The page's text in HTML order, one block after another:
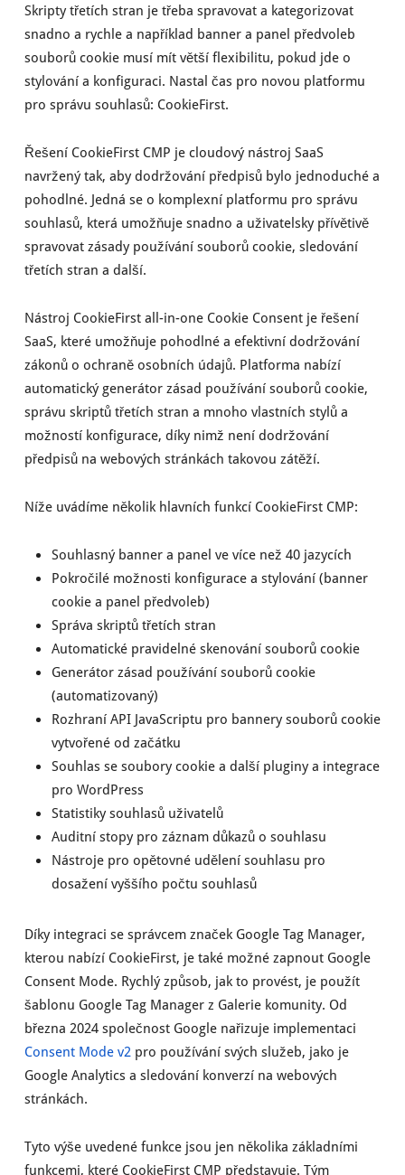
Skripty třetích stran je třeba spravovat a kategorizovat
snadno a rychle a například banner a panel předvoleb
souborů cookie musí mít větší flexibilitu, pokud jde o
stylování a konfiguraci. Nastal čas pro novou platformu
pro správu souhlasů: CookieFirst.
Řešení CookieFirst CMP je cloudový nástroj SaaS
navržený tak, aby dodržování předpisů bylo jednoduché a
pohodlné. Jedná se o komplexní platformu pro správu
souhlasů, která umožňuje snadno a uživatelsky přívětivě
spravovat zásady používání souborů cookie, sledování
třetích stran a další.
Nástroj CookieFirst all-in-one Cookie Consent je řešení
SaaS, které umožňuje pohodlné a efektivní dodržování
zákonů o ochraně osobních údajů. Platforma nabízí
automatický generátor zásad používání souborů cookie,
správu skriptů třetích stran a mnoho vlastních stylů a
možností konfigurace, díky nimž není dodržování
předpisů na webových stránkách takovou zátěží.
Níže uvádíme několik hlavních funkcí CookieFirst CMP:
Souhlasný banner a panel ve více než 40 jazycích
Pokročilé možnosti konfigurace a stylování (banner
cookie a panel předvoleb)
Správa skriptů třetích stran
Automatické pravidelné skenování souborů cookie
Generátor zásad používání souborů cookie
(automatizovaný)
Rozhraní API JavaScriptu pro bannery souborů cookie
vytvořené od začátku
Souhlas se soubory cookie a další pluginy a integrace
pro WordPress
Statistiky souhlasů uživatelů
Auditní stopy pro záznam důkazů o souhlasu
Nástroje pro opětovné udělení souhlasu pro
dosažení vyššího počtu souhlasů
Díky integraci se správcem značek Google Tag Manager,
kterou nabízí CookieFirst, je také možné zapnout Google
Consent Mode. Rychlý způsob, jak to provést, je použít
šablonu Google Tag Manager z Galerie komunity. Od
března 2024 společnost Google nařizuje implementaci
Consent Mode v2pro používání svých služeb, jako je
Google Analytics a sledování konverzí na webových
stránkách.
Tyto výše uvedené funkce jsou jen několika základními
funkcemi, které CookieFirst CMP představuje. Tým